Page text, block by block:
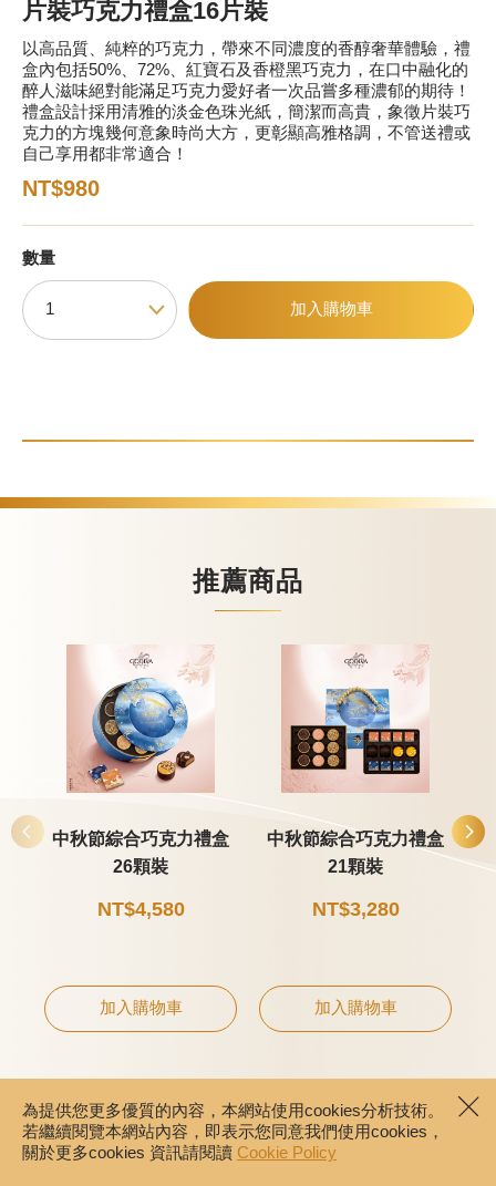
休閒分享
巧克力餅乾
巧克力磚/巧克力豆
G Cube 松露巧克力
可芙
片裝巧克力禮盒16片裝
以高品質、純粹的巧克力，帶來不同濃度的香醇奢華體驗，禮
盒內包括50%、72%、紅寶石及香橙黑巧克力，在口中融化的
醉人滋味絕對能滿足巧克力愛好者一次品嘗多種濃郁的期待！
禮盒設計採用清雅的淡金色珠光紙，簡潔而高貴，象徵片裝巧
克力的方塊幾何意象時尚大方，更彰顯高雅格調，不管送禮或
自己享用都非常適合！
NT$980
數量
加入購物車
推薦商品
中秋節綜合巧克力禮盒
26顆裝
NT$4,580
加入購物車
中秋節綜合巧克力禮盒
21顆裝
NT$3,280
加入購物車
為提供您更多優質的內容，本網站使用cookies分析技術。
若繼續閱覽本網站內容，即表示您同意我們使用cookies，
關於更多cookies 資訊請閱讀 Cookie Policy